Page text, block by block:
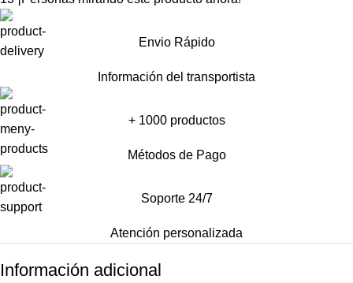
Envio Rápido
Información del transportista
+ 1000 productos
Métodos de Pago
Soporte 24/7
Atención personalizada
Información adicional